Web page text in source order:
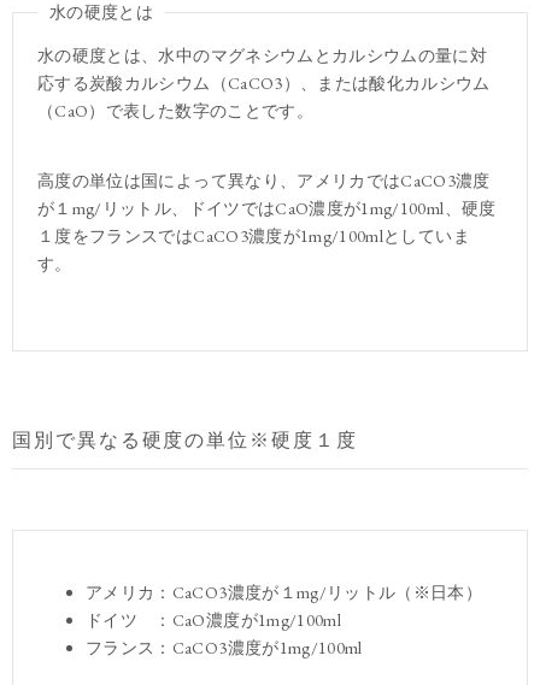
水の硬度とは
水の硬度とは、水中のマグネシウムとカルシウムの量に対
応する炭酸カルシウム（CaCO3）、または酸化カルシウム
（CaO）で表した数字のことです。
高度の単位は国によって異なり、アメリカではCaCO3濃度
が１mg/リットル、ドイツではCaO濃度が1mg/100ml、硬度
１度をフランスではCaCO3濃度が1mg/100mlとしていま
す。
国別で異なる硬度の単位※硬度１度
アメリカ：CaCO3濃度が１mg/リットル（※日本）
ドイツ ：CaO濃度が1mg/100ml
フランス：CaCO3濃度が1mg/100ml